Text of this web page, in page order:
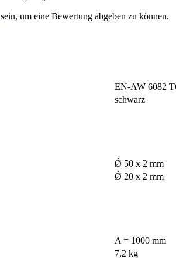
sein, um eine Bewertung abgeben zu können.
EN-AW 6082
schwarz
Ǿ 50 x 2 mm
Ǿ 20 x 2 mm
A = 1000 mm
7,2 kg